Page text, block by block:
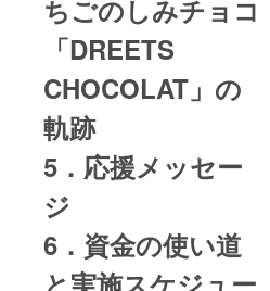
ちごのしみチョコ
「DREETS
CHOCOLAT」の
軌跡
5．応援メッセー
ジ
6．資金の使い道